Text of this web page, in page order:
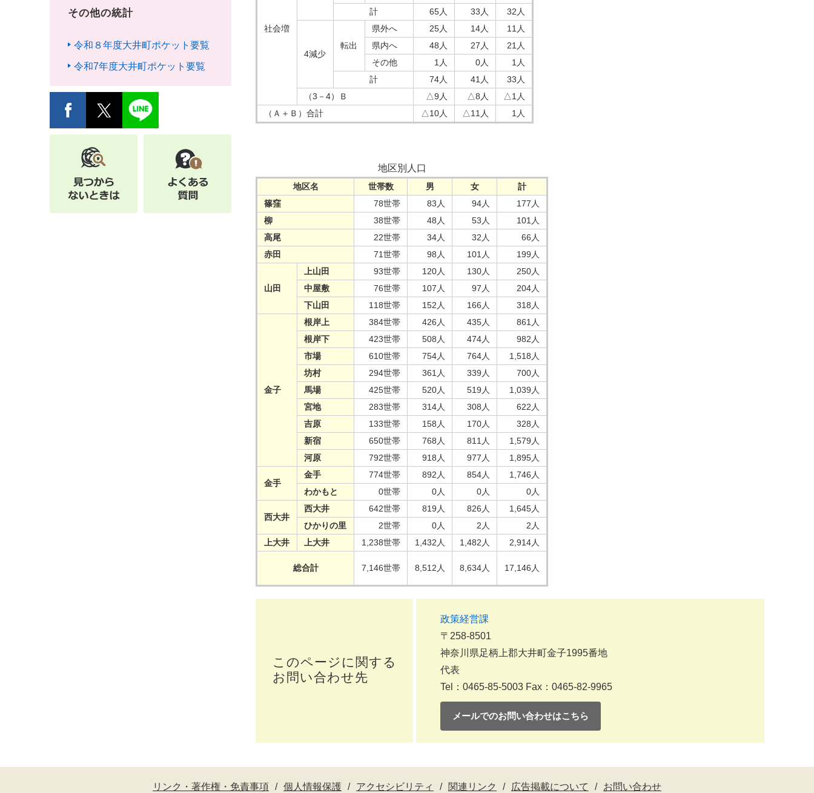
その他の統計
令和８年度大井町ポケット要覧
令和7年度大井町ポケット要覧
社会増
計
65人 33人 32人
4減少
転出
県外へ 25人 14人
11人
県内へ
48人 27人
21人
その他
1人 0人
1人
計
74人 41人
33人
（3－4）Ｂ
△9人 △8人
△1人
（Ａ＋Ｂ）合計
△10人 △11人 1人
地区別人口
地区名 世帯数 男 女
計
篠窪
78世帯 83人 94人
177人
柳
38世帯 48人 53人
101人
高尾
22世帯 34人 32人
66人
赤田
71世帯 98人 101人 199人
山田
上山田 93世帯 120人 130人
250人
中屋敷
76世帯 107人 97人
204人
下山田
118世帯 152人 166人 318人
金子
根岸上 384世帯 426人 435人
861人
根岸下
423世帯 508人 474人
982人
市場
610世帯 754人 764人
1,518人
坊村
294世帯 361人 339人
700人
馬場
425世帯 520人 519人
1,039人
宮地
283世帯 314人 308人
622人
吉原
133世帯 158人 170人
328人
新宿
650世帯 768人 811人
1,579人
河原
792世帯 918人 977人 1,895人
金手
金手 774世帯 892人 854人
1,746人
わかもと
0世帯 0人 0人 0人
西大井
西大井 642世帯 819人 826人
1,645人
ひかりの里
2世帯 0人 2人
2人
上大井
上大井 1,238世帯 1,432人 1,482人 2,914人
総合計 7,146世帯 8,512人 8,634人 17,146人
このページに関する
お問い合わせ先
政策経営課
〒258-8501
神奈川県足柄上郡大井町金子1995番地
代表
Tel：0465-85-5003 Fax：0465-82-9965
メールでのお問い合わせはこちら
リンク・著作権・免責事項 個人情報保護 アクセシビリティ 関連リンク 広告掲載について お問い合わせ